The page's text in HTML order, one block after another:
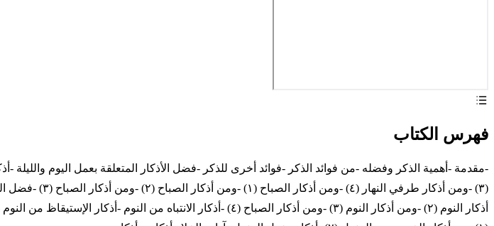
فهرس الكتاب
(٣) -ومن أذكار
أذكار النوم (٢) -ومن أذكار النوم (٣) -ومن أذكار الصباح (٤) -أذكار